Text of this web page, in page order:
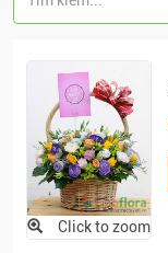
Click to zoom